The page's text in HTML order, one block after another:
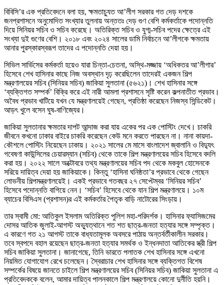
বিবিসি’র এক প্রতিবেদনে বলা হয়, ক্ষমতাচ্যুত আ’লীগ সরকার গত দেড় দশকে
জনপ্রশাসনে অনুমোদিত সংখ্যার তুলনায় অন্ততঃ দেড় গুণ বেশি কর্মকর্তাকে পদোন্নতি
দিয়ে সিনিয়র সচিব ও সচিব করেছে। অতিরিক্ত সচিব ও যুগ্ম-সচিব পদের ক্ষেত্রে এই
সংখ্যা দুই গুণের বেশি। ২০১৮ এবং ২০২৪ সালের ডামি নির্বাচনে আ’লীগকে ক্ষমতায়
আনার পুরস্কারস্বরূপ তাদের এ পদোন্নতি দেয়া হয়।
সিভিল সার্ভিসের কর্মকর্তা হয়েও যারা চিন্তা-চেতনা, অস্থি-মজ্জায় ‘অধিকতর আ’লীগার’
হিসেবে শেখ হাসিনার কাছে নিজ অবস্থান দৃঢ় করেছিলেন তাদেরই একজন শিল্প
মন্ত্রণালয়ের সচিব (সিনিয়র সচিব) জাকিয়া সুলতানা (৫৬২১)। শেখ হাসিনার সঙ্গে
‘ব্যক্তিগত সম্পর্ক’ বিক্রি করে এই নারী আমলা প্রশাসনে সৃষ্টি করেন কল্পনাতীত প্রভাব।
অবৈধ প্রভাব খাটিয়ে যখন যে মন্ত্রণালয়েই গেছেন, প্রতিষ্ঠা করেছেন নিজস্ব সিন্ডিকেট।
আড়ৎ খুলে বসেন ঘুষ-বাণিজ্যের।
জাকিয়া সুলতানার ক্ষমতার দাপট আন্দাজ করা যায় একের পর এক পোস্টিং দেখে। চাকরি
জীবনে কখনো ঢাকার বাইরে চাকরি করেছেন কেউ মনে করতে পারছেন না। নানা কায়দা-
কৌশলে পোস্টিং নিয়েছেন ঢাকায়। ২০২১ সালের মে মাসে বাংলাদেশ জ্বালানি ও বিদ্যুৎ
গবেষণা কাউন্সিলের চেয়ারম্যান (সচিব) থেকে তাকে শিল্প মন্ত্রণালয়ের সচিব হিসেবে বদলি
করা হয়। ২০২২ সালে অক্টোবরে তথ্য মন্ত্রণালয়ের সচিব পদ থেকে মকবুল হোসেনকে
সরিয়ে দায়িত্ব দেয়া হয় জাকিয়াকে। কিন্তু ‘হাসিনা ঘনিষ্ঠতা’র প্রভাবে থেকে গেছেন
লোভনীয় শিল্পমন্ত্রণালয়েই। একই প্রভাবে গতবছর ২৭ সেপ্টেম্বর ‘সিনিয়র সচিব’
হিসেবে পদোন্নতি বাগিয়ে নেন। ‘সচিব’ হিসেবে থেকে যান শিল্প মন্ত্রণালয়ে। ১০ম
ব্যাচের বিসিএস (প্রশাসন)র এই কর্মকর্তার পৈতৃক বাড়ি নাটোরের সিংড়ায়।
তার স্বামী মো: আতিকুল ইসলাম অতিরিক্ত পুলিশ মহা-পরিদর্শক। হাসিনার ফ্যাসিজমের
দোসর আতিক জুলাই-আগস্ট অভ্যুত্থানে শত শত ছাত্র-জনতা হত্যার সঙ্গে সম্পৃক্ত।
এ কারণে গত ২১ আগস্ট তাকে বাধ্যতামূলক অবসরে পাঠায় অন্তর্বর্তীকালীন সরকার।
তবে স্বপদে বহাল রয়েছেন ছাত্র-জনতা হত্যার সমর্থক ও ইন্ধনদাতা আতিকের স্ত্রী শিল্প
সচিব জাকিয়া সুলতানা। জানাগেছে, তিনি ভারতে পলাতক শেখ হাসিনার সঙ্গে এখনো
নিয়মিত যোগাযোগ রেখে চলেছেন। স্বৈরাচার শেখ হাসিনার সঙ্গে ব্যক্তিগত বিশেষ
সম্পর্কের বিষয়ে জানতে চাইলে শিল্প মন্ত্রণালয়ের সচিব (সিনিয়র সচিব) জাকিয়া সুলতানা এ
প্রতিবেদককে বলেন, আমার দায়িত্ব পালনকালে শিল্প মন্ত্রণালয়ে কোনো দুর্নীতি হয়নি।